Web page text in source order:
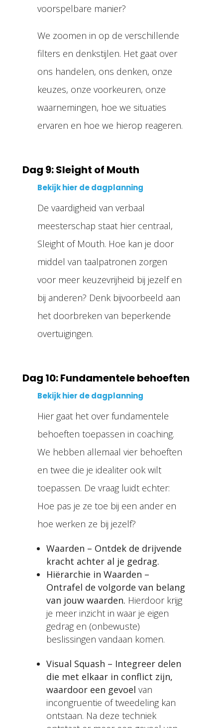
voorspelbare manier?
We zoomen in op de verschillende
filters en denkstijlen. Het gaat over
ons handelen, ons denken, onze
keuzes, onze voorkeuren, onze
waarnemingen, hoe we situaties
ervaren en hoe we hierop reageren.
Dag 9: Sleight of Mouth
Bekijk hier de dagplanning
De vaardigheid van verbaal
meesterschap staat hier centraal,
Sleight of Mouth. Hoe kan je door
middel van taalpatronen zorgen
voor meer keuzevrijheid bij jezelf en
bij anderen? Denk bijvoorbeeld aan
het doorbreken van beperkende
overtuigingen.
Dag 10: Fundamentele behoeften
Bekijk hier de dagplanning
Hier gaat het over fundamentele
behoeften toepassen in coaching.
We hebben allemaal vier behoeften
en twee die je idealiter ook wilt
toepassen. De vraag luidt echter:
Hoe pas je ze toe bij een ander en
hoe werken ze bij jezelf?
Waarden – Ontdek de drijvende
kracht achter al je gedrag.
Hiërarchie in Waarden –
Ontrafel de volgorde van belang
van jouw waarden. Hierdoor krijg
je meer inzicht in waar je eigen
gedrag en (onbewuste)
beslissingen vandaan komen.
Visual Squash – Integreer delen
die met elkaar in conflict zijn,
waardoor een gevoel van
incongruentie of tweedeling kan
ontstaan. Na deze techniek